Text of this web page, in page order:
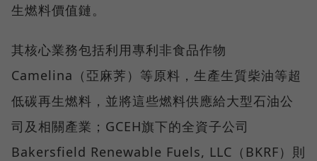
生燃料價值鏈。
其核心業務包括利用專利非食品作物
Camelina（亞麻荠）等原料，生產生質柴油等超
低碳再生燃料，並將這些燃料供應給大型石油公
司及相關產業；GCEH旗下的全資子公司
Bakersfield Renewable Fuels, LLC（BKRF）則